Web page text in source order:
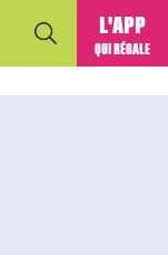
L'APP
QUI RÉGALE